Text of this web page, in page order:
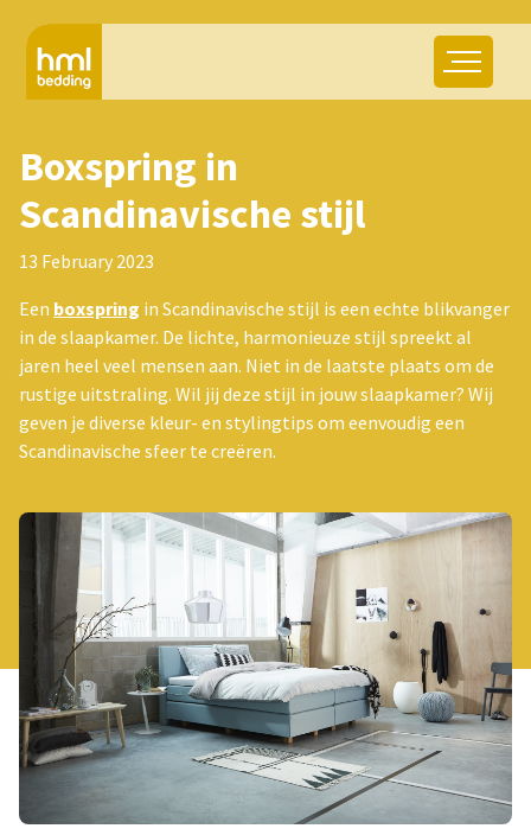
Boxspring in
Scandinavische stijl
13 February 2023
Een boxspring in Scandinavische stijl is een echte blikvanger
in de slaapkamer. De lichte, harmonieuze stijl spreekt al
jaren heel veel mensen aan. Niet in de laatste plaats om de
rustige uitstraling. Wil jij deze stijl in jouw slaapkamer? Wij
geven je diverse kleur- en stylingtips om eenvoudig een
Scandinavische sfeer te creëren.